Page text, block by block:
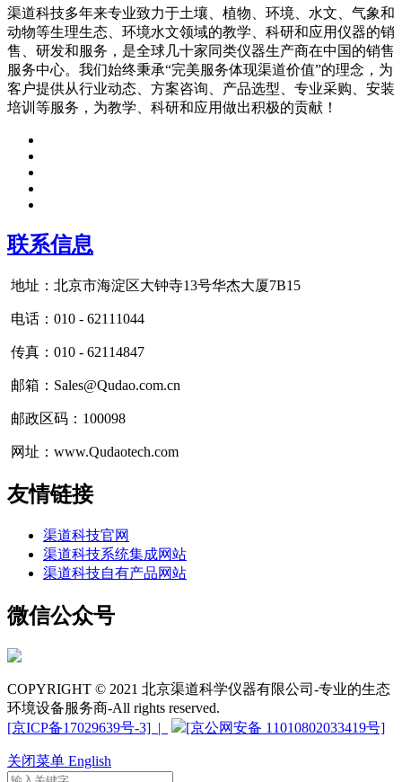
渠道科技多年来专业致力于土壤、植物、环境、水文、气象和
动物等生理生态、环境水文领域的教学、科研和应用仪器的销
售、研发和服务，是全球几十家同类仪器生产商在中国的销售
服务中心。我们始终秉承“完美服务体现渠道价值”的理念，为
客户提供从行业动态、方案咨询、产品选型、专业采购、安装
培训等服务，为教学、科研和应用做出积极的贡献！
联系信息
地址：北京市海淀区大钟寺13号华杰大厦7B15
电话：010 - 62111044
传真：010 - 62114847
邮箱：Sales@Qudao.com.cn
邮政区码：100098
网址：www.Qudaotech.com
友情链接
渠道科技官网
渠道科技系统集成网站
渠道科技自有产品网站
微信公众号
COPYRIGHT © 2021 北京渠道科学仪器有限公司-专业的生态
环境设备服务商-All rights reserved.
[京ICP备17029639号-3] |
[京公网安备 11010802033419号]
关闭菜单 English